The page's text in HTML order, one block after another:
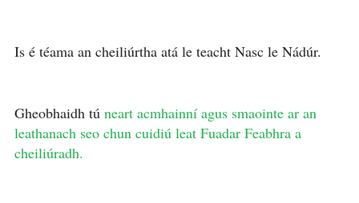
Is é téama an cheiliúrtha atá le teacht Nasc le Nádúr.
Gheobhaidh tú neart acmhainní agus smaointe ar an
leathanach seo chun cuidiú leat Fuadar Feabhra a
cheiliúradh.